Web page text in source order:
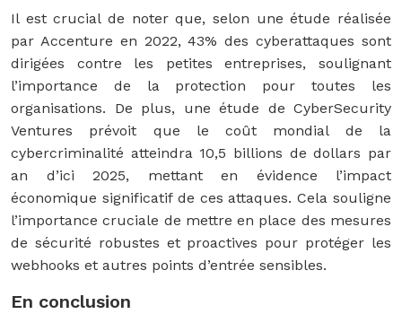
Il est crucial de noter que, selon une étude réalisée
par Accenture en 2022, 43% des cyberattaques sont
dirigées contre les petites entreprises, soulignant
l’importance de la protection pour toutes les
organisations. De plus, une étude de CyberSecurity
Ventures prévoit que le coût mondial de la
cybercriminalité atteindra 10,5 billions de dollars par
an d’ici 2025, mettant en évidence l’impact
économique significatif de ces attaques. Cela souligne
l’importance cruciale de mettre en place des mesures
de sécurité robustes et proactives pour protéger les
webhooks et autres points d’entrée sensibles.
En conclusion